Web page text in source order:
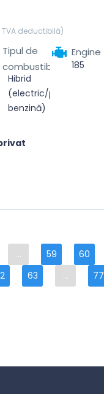
deductibilă)
3550, België
Tipul de
combustibil
Hibrid
(electric/pe
benzină)
Engine
185
... 59 60
63 ... 77